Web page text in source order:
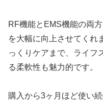
RF機能とEMS機能の両
を大幅に向上させてくれ
っくりケアまで、ライフ
る柔軟性も魅力的です。
購入から3ヶ月ほど使い